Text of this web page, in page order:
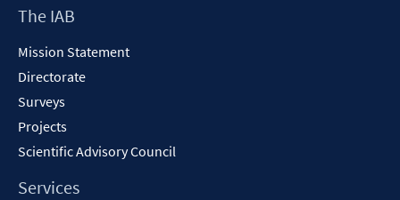
Footer
The IAB
Mission Statement
Directorate
Surveys
Projects
Scientific Advisory Council
Services